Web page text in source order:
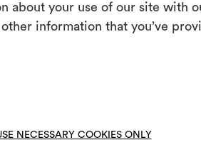
about your use of our site with
information that you’ve
NECESSARY COOKIES ONLY